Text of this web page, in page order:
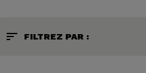
sort FILTREZ PAR :